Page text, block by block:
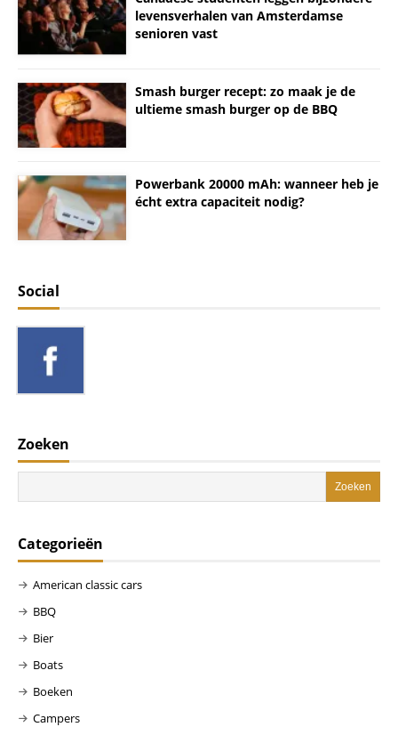
levensverhalen van Amsterdamse
senioren vast
Smash burger recept: zo maak je de
ultieme smash burger op de BBQ
Powerbank 20000 mAh: wanneer heb je
écht extra capaciteit nodig?
Social
Zoeken
Categorieën
American classic cars
BBQ
Bier
Boats
Boeken
Campers